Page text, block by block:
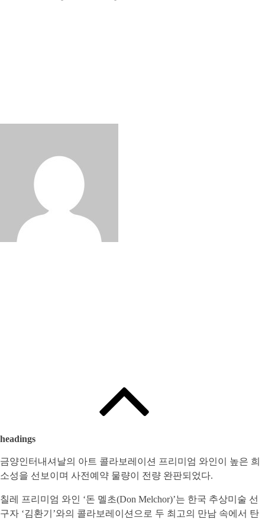
headings
금양인터내셔날의 아트 콜라보레이션 프리미엄 와인이 높은 희
소성을 선보이며 사전예약 물량이 전량 완판되었다.
칠레 프리미엄 와인 ‘돈 멜초(Don Melchor)’는 한국 추상미술 선
구자 ‘김환기’와의 콜라보레이션으로 두 최고의 만남 속에서 탄